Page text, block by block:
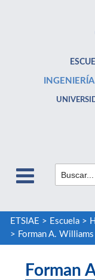
ETSIAE > Escuela>
> Forman A. Williams
Forman